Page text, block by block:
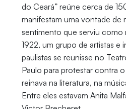
do Ceará” reúne cerca de
manifestam uma vontade de
sentimento que serviu como
1922, um grupo de artistas e
paulistas se reunisse no
Paulo para protestar contra
reinava na literatura, na
Entre eles estavam Anita